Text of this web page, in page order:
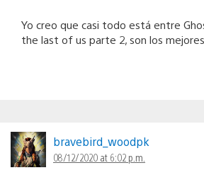
Yo creo que casi todo está entre
the last of us parte 2, son los mejores.
bravebird_woodpk
08/12/2020 at 6:02 p.m.